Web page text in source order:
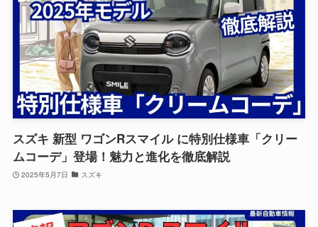
スズキ 新型 ワゴンRスマイル に特別仕様車「クリー
ムコーデ」登場！魅力と進化を徹底解説
2025年5月7日 スズキ